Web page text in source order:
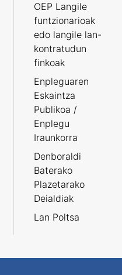
OEP Langile
funtzionarioak
edo langile lan-
kontratudun
finkoak
Enpleguaren
Eskaintza
Publikoa /
Enplegu
Iraunkorra
Denboraldi
Baterako
Plazetarako
Deialdiak
Lan Poltsa